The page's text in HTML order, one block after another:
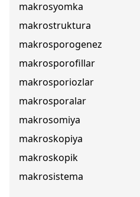
makrosyomka
makrostruktura
makrosporogenez
makrosporofillar
makrosporiozlar
makrosporalar
makrosomiya
makroskopiya
makroskopik
makrosistema